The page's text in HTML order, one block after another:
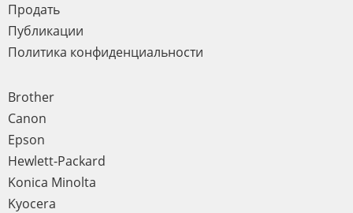
Продать
Публикации
Политика конфиденциальности
Brother
Canon
Epson
Hewlett-Packard
Konica Minolta
Kyocera